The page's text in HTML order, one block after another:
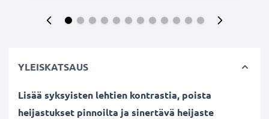
YLEISKATSAUS
Lisää syksyisten lehtien kontrastia, poista
heijastukset pinnoilta ja sinertävä heijaste